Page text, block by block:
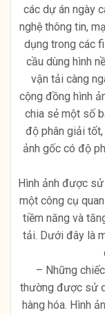
các dự án ngày
nghệ thông tin,
dụng trong các
cầu dùng hình
vận tải càng
cộng đồng hình
chia sẻ một số
độ phân giải tốt,
ảnh gốc có độ
Hình ảnh được
một công cụ
tiềm năng và
tải. Dưới đây là
– Những
thường được sử
hàng hóa. Hình